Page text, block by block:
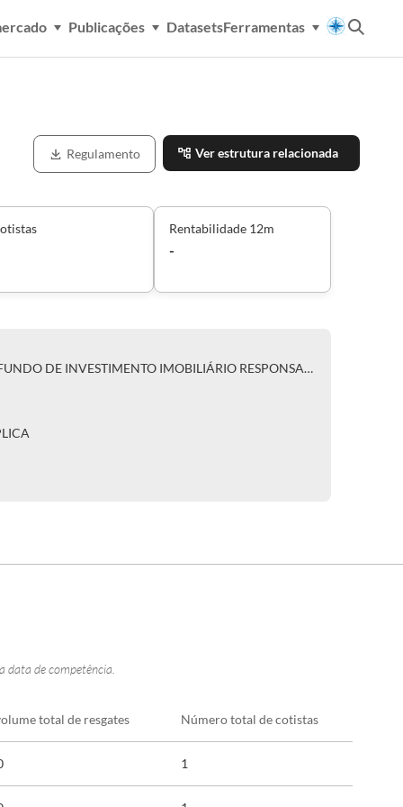
Publicações DatasetsFerramentas
Regulamento Ver estrutura relacionada
Rentabilidade 12m
-
BRIO TPG COINVESTIMENTO - FUNDO DE INVESTIMENTO IMOBILIÁRIO RESPONSABILIDADE LIMITADA
data de competência.
total de resgates Número total de cotistas
1